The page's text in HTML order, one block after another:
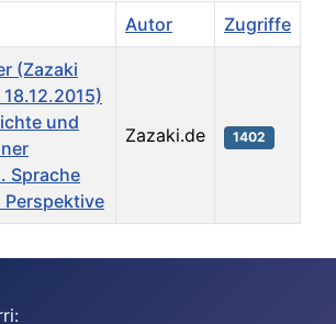
Autor Zugriffe
(Zazaki
und
Sprache
Zazaki.de 1402